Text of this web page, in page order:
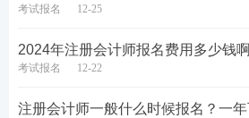
考试报名 12-25
2024年注册会计师报名费用多少钱
考试报名 12-22
注册会计师一般什么时候报名？一年